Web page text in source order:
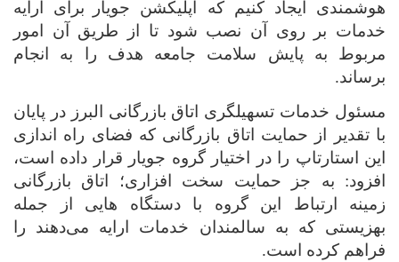
هوشمندی ایجاد کنیم که اپلیکشن جویار
برای ارایه
خدمات بر روی آن نصب شود تا از طریق آن امور
مربوط به پایش سلامت جامعه هدف را به انجام
برساند.
مسئول خدمات تسهیلگری اتاق بازرگانی البرز در پایان
با تقدیر از حمایت اتاق بازرگانی که فضای راه اندازی
این استارتاپ را در اختیار گروه جویار قرار داده است،
افزود: به جز حمایت سخت افزاری؛ اتاق بازرگانی
زمینه ارتباط این گروه با دستگاه هایی از جمله
بهزیستی که به سالمندان خدمات ارایه می‌دهند را
فراهم کرده است.